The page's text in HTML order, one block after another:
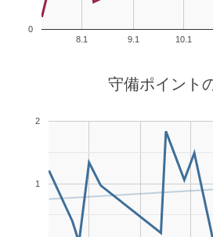
8.1 9.1 10.1
0
守備ポイント
1
2